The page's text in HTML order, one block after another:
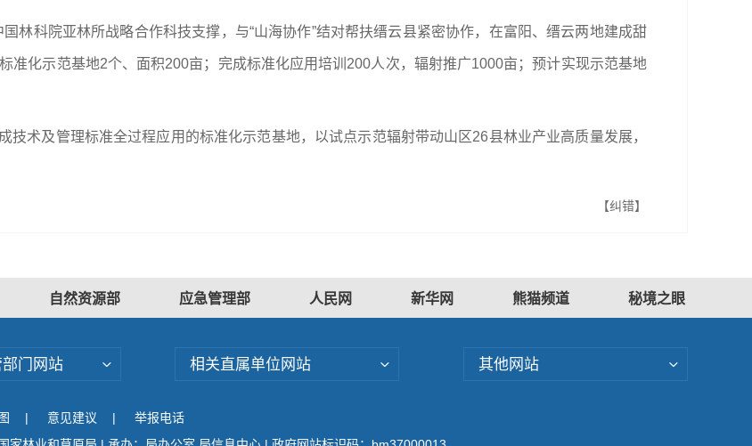
林科院亚林所战略合作科技支撑，与“山海协作”结对帮扶缙云县紧密协作，在富阳、缙云两地建成甜
准化示范基地2个、面积200亩；完成标准化应用培训200人次，辐射推广1000亩；预计实现示范基地
术及管理标准全过程应用的标准化示范基地，以试点示范辐射带动山区26县林业产业高质量发展，
【纠错】
自然资源部 应急管理部 人民网 新华网 熊猫频道 秘境之眼
门网站 相关直属单位网站 其他网站
| 意见建议 |
举报电话